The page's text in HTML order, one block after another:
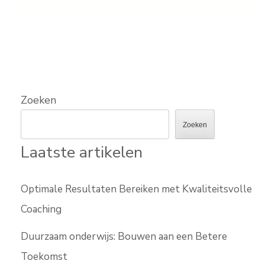
Zoeken
Zoeken
Laatste artikelen
Optimale Resultaten Bereiken met Kwaliteitsvolle
Coaching
Duurzaam onderwijs: Bouwen aan een Betere
Toekomst